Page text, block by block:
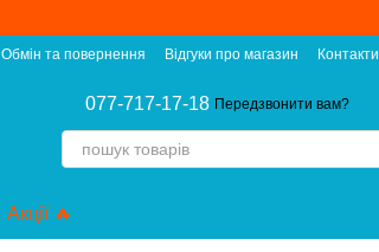
Обмін та повернення Відгуки про магазин Контакти
077-717-17-18 Передзвонити вам?
Акції 🔥